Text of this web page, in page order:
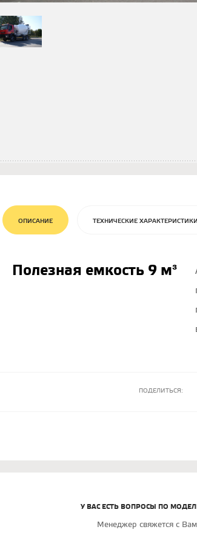
ОПИСАНИЕ ТЕХНИЧЕСКИЕ ХАРАКТЕРИСТИКИ
Полезная емкость 9 м³
ПОДЕЛИТЬСЯ:
У ВАС ЕСТЬ ВОПРОСЫ ПО
Менеджер свяжется с